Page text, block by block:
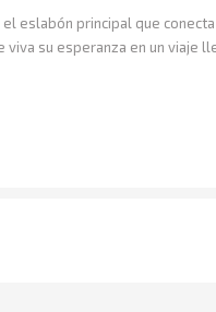
eslabón principal que
su esperanza en un viaje